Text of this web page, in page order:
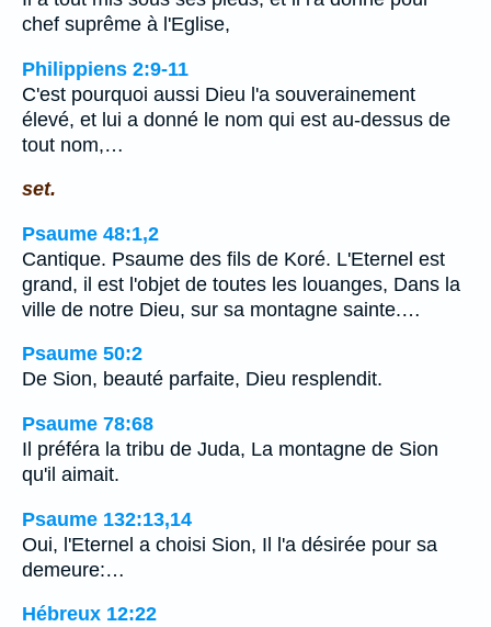
chef suprême à l'Eglise,
Philippiens 2:9-11
C'est pourquoi aussi Dieu l'a souverainement
élevé, et lui a donné le nom qui est au-dessus de
tout nom,…
set.
Psaume 48:1,2
Cantique. Psaume des fils de Koré. L'Eternel est
grand, il est l'objet de toutes les louanges, Dans la
ville de notre Dieu, sur sa montagne sainte.…
Psaume 50:2
De Sion, beauté parfaite, Dieu resplendit.
Psaume 78:68
Il préféra la tribu de Juda, La montagne de Sion
qu'il aimait.
Psaume 132:13,14
Oui, l'Eternel a choisi Sion, Il l'a désirée pour sa
demeure:…
Hébreux 12:22